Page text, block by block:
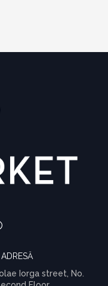
ADRESĂ
Iorga street, No.